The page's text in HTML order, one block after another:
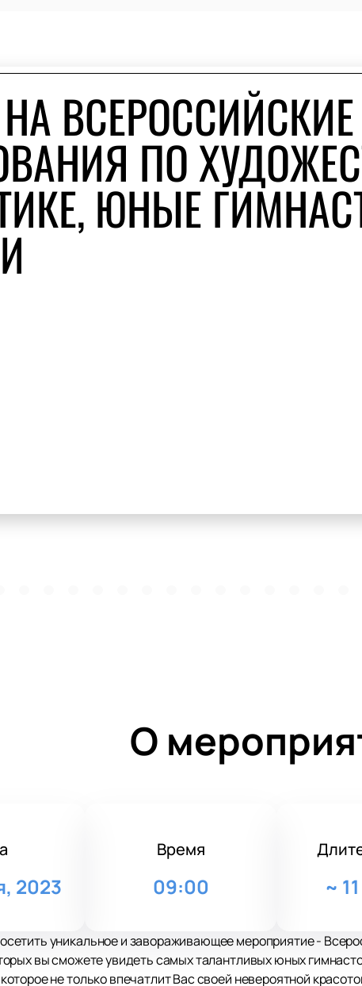
ВСЕРОССИЙСКИЕ
ПО
ЮНЫЕ
О
2023
Время
09:00 ~
уникальное и завораживающее мероприятие -
вы сможете увидеть самых талантливых юных
не только впечатлит Вас своей невероятной